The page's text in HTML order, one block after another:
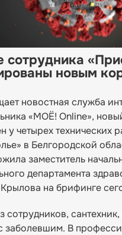
сотрудника
новым
новостная служба
«МОЁ! Online»,
у четырех технических
в Белгородской
заместитель
департамента
на брифинге
сотрудников,
заболевшим. В